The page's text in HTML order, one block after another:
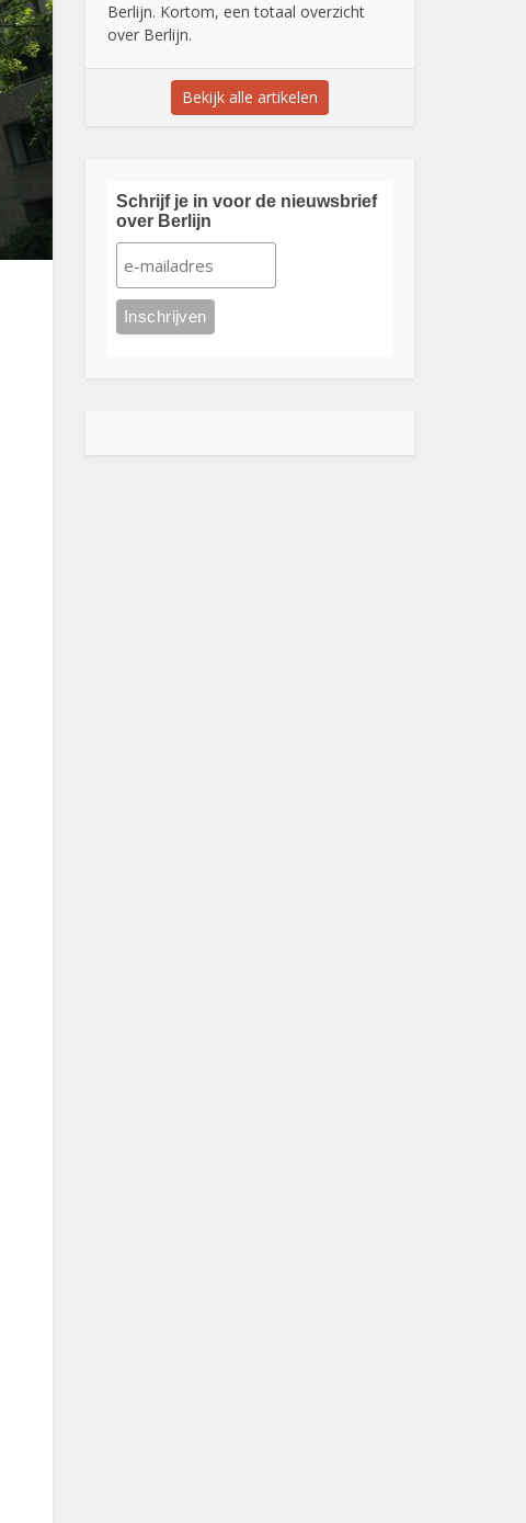
Berlijn. Kortom, een totaal overzicht
over Berlijn.
Bekijk alle artikelen
Schrijf je in voor de nieuwsbrief
over Berlijn